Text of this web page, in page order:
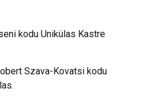
kodu Unikülas Kastre
Szava-Kovatsi kodu